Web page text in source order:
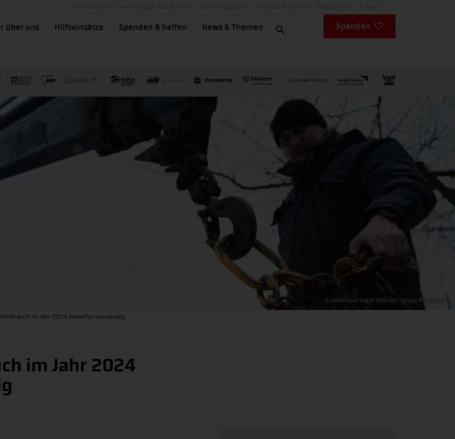
über uns Hilfseinsätze Spenden & helfen News & Themen Spenden
© Johanniter Unfall Hilfe e.V./ Sergej Polezhaka
auch im Jahr 2024 weiterhin notwendig
im Jahr 2024